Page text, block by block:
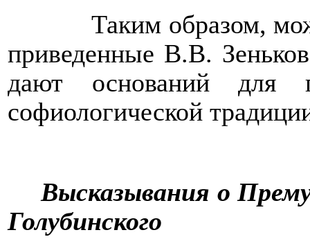
Таким образом,
приведенные В.В.
дают оснований для
софиологической
Высказывания о
Голубинского